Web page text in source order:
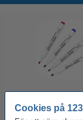
Cookies på
Whiteboardpenna
123ink | sorterade